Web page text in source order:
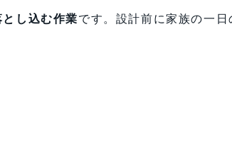
し込む作業です。設計前に家族の一日